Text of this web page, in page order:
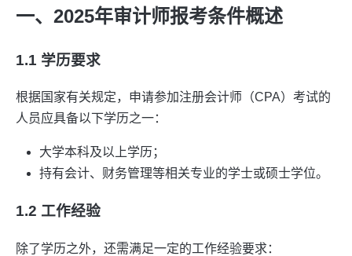
一、2025年审计师报考条件概述
1.1 学历要求
根据国家有关规定，申请参加注册会计师（CPA）考试的
人员应具备以下学历之一：
大学本科及以上学历；
持有会计、财务管理等相关专业的学士或硕士学位。
1.2 工作经验
除了学历之外，还需满足一定的工作经验要求：